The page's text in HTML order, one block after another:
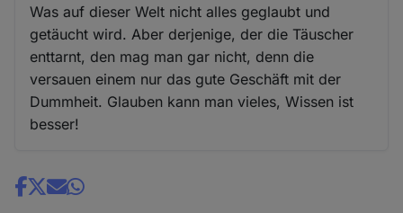
Was auf dieser Welt nicht alles geglaubt und
getäucht wird. Aber derjenige, der die Täuscher
enttarnt, den mag man gar nicht, denn die
versauen einem nur das gute Geschäft mit der
Dummheit. Glauben kann man vieles, Wissen ist
besser!
Share